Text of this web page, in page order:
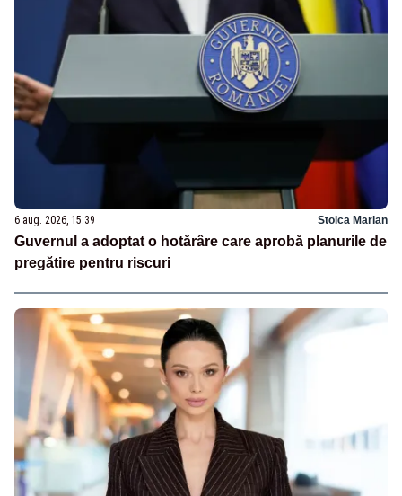
6 aug. 2026, 15:39 Stoica Marian
Guvernul a adoptat o hotărâre care aprobă planurile de
pregătire pentru riscuri